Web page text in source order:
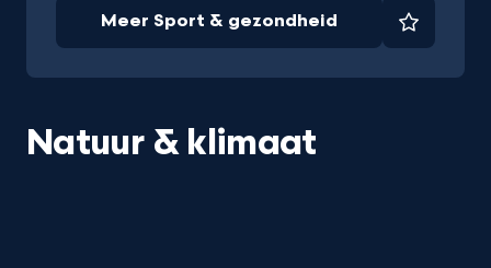
Meer Sport & gezondheid Favoriet
Natuur & klimaat